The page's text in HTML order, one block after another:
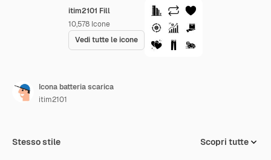
itim2101 Fill
10,578 Icone
Vedi tutte le icone
Icona batteria scarica
itim2101
Stesso stile Scopri tutte